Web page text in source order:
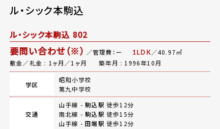
ル・シック本駒込
ル・シック本駒込 802
要問い合わせ（※） ／管理費：ー 1LDK／40.97㎡
敷金／礼金 : 1ヶ月／1ヶ月
築年月 : 1996年10月
学区
昭和小学校
第九中学校
交通
山手線 -駒込駅 徒歩12分
南北線 -駒込駅 徒歩15分
山手線 -田端駅 徒歩12分